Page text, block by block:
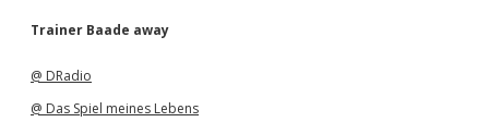
h
Trainer Baade away
@ DRadio
@ Das Spiel meines Lebens